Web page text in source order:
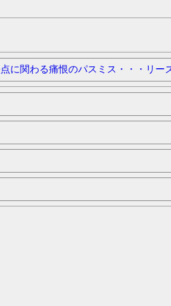
に関わる痛恨のパスミス・・・リ